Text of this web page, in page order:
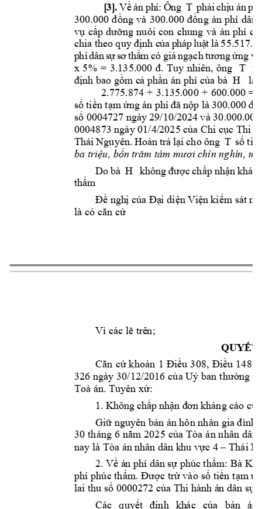
[3].Về án phí: Ông T phảichịu án ph
300.000 đồng và 300.000 đồng án phí dân
vụ cấp dưỡng nuôi con chung và án phí có
chia theo quy định của phápluật là 5
phídân sự sơ thẩmcó giá ngạch tương ứng
x 5% = 3.135.000 đ. Tuy nhiên, ông T
định bao gồm cả phần án phí của bà H   là:
2.775.874 + 3.135.000 + 600.000 =
số tiền tạm ứng án phí đã nộp là 300.000
số 0004727 ngày 29/10/2024 và 30.0
0004873 ngày 01/4/2025 của Chi cục Thi
Thái Nguyên. Hoàn trả lại cho ông T số
ba triệu, bốn trăm tám mươi chín nghìn,
Do bà H không được chấp nhận
thẩm
Đề nghị của Đại diện Viện kiểm sát
là có căn cứ
Vì các lẽ trên;
Căn cứ khoản 1 Điều 308, Điều 148
326 ngày 30/12/2016 của Uỷ ban thường
Toà án. Tuyên xử:
1. Không chấp nhận đơn kháng cáo củ
Giữ nguyên bản án hôn nhân gia đình
30 tháng 6 năm 2025 của Tòa án nhân dân
nay là Tòa án nhân dân khu vực 4 – Thái
2. Về án phí dân sự phúc thẩm: Bà K
phí phúc thẩm. Được trừ vào số tiền tạm
lai thu số 0000272 của Thi hành án dân sự
Các
quyết định khác của bản
án